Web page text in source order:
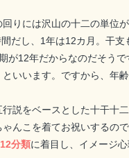
りには沢山の十二の単位
だし、1年は12カ月。干
が12年だからなのだそうで
いいます。ですから、年
説をベースとした十干十
んこを着てお祝いするので
12分類に着目し、イメージ